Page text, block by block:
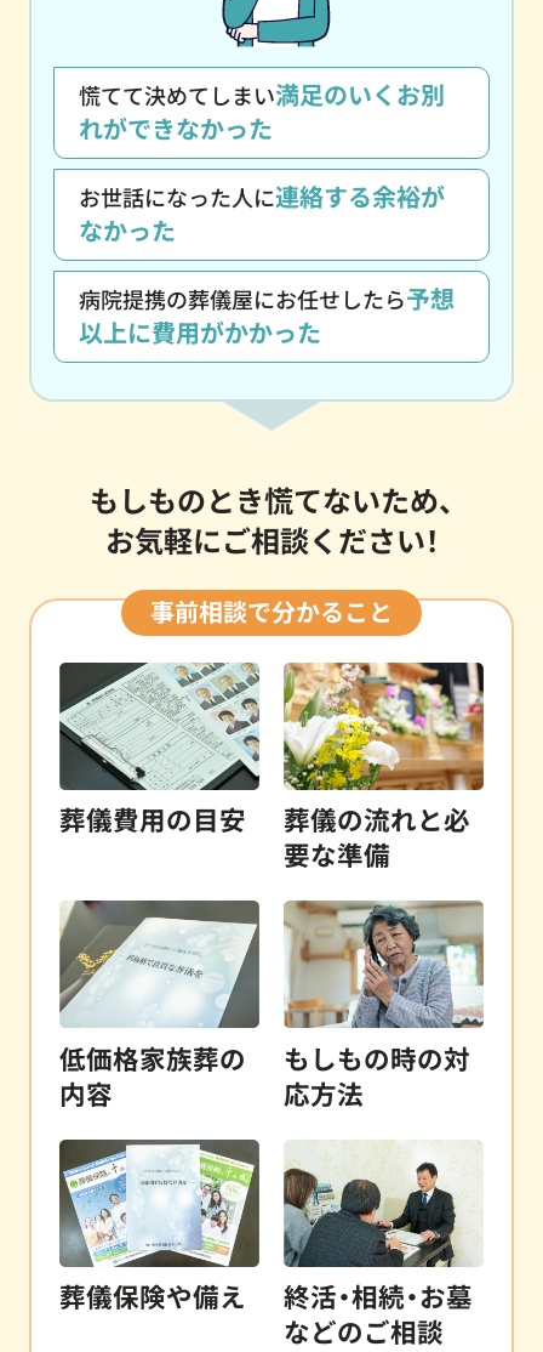
慌てて決めてしまい満足のいくお別
れができなかった
お世話になった人に連絡する余裕が
なかった
病院提携の葬儀屋にお任せしたら予想
以上に費用がかかった
もしものとき慌てないため、
お気軽にご相談ください！
事前相談で分かること
葬儀費用の目安
葬儀の流れと必
要な準備
低価格家族葬の
内容
もしもの時の対
応方法
葬儀保険や備え
終活・相続・お墓
などのご相談